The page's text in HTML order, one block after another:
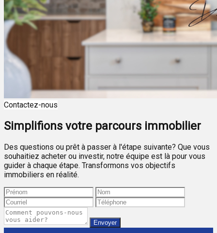
Contactez-nous
Simplifions votre parcours immobilier
Des questions ou prêt à passer à l'étape suivante? Que vous
souhaitiez acheter ou investir, notre équipe est là pour vous
guider à chaque étape. Transformons vos objectifs
immobiliers en réalité.
Envoyer